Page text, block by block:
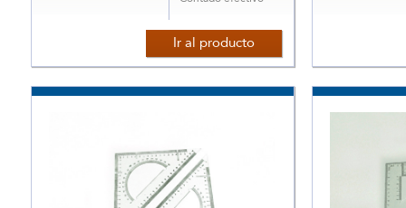
Ir al producto